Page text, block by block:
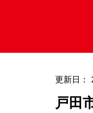
更新日：
戸田